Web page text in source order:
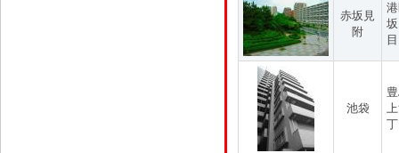
赤坂見
附
目
池袋